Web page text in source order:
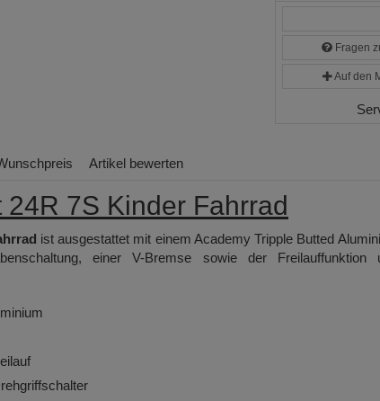
Fragen
Auf den
Artikel bewerten
7S Kinder Fahrrad
ist ausgestattet mit einem Academy Tripple Butted
einer V-Bremse sowie der Freilauffunktion